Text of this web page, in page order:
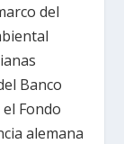
del
Banco
Fondo
alemana